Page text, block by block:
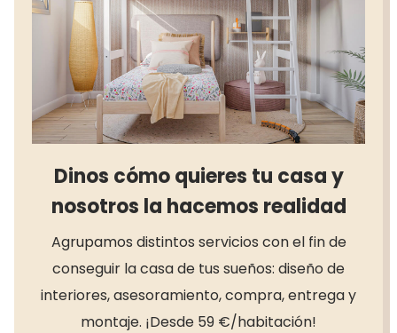
Dinos cómo quieres tu casa y
nosotros la hacemos realidad
Agrupamos distintos servicios con el fin de
conseguir la casa de tus sueños: diseño de
interiores, asesoramiento, compra, entrega y
montaje. ¡Desde 59 €/habitación!